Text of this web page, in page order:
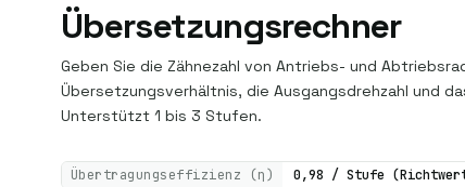
Übersetzungsrechner
Geben Sie die Zähnezahl von Antriebs- und
Übersetzungsverhältnis, die Ausgangsdrehzahl und
Unterstützt 1 bis 3 Stufen.
Übertragungseffizienz (η) 0,98 / Stufe